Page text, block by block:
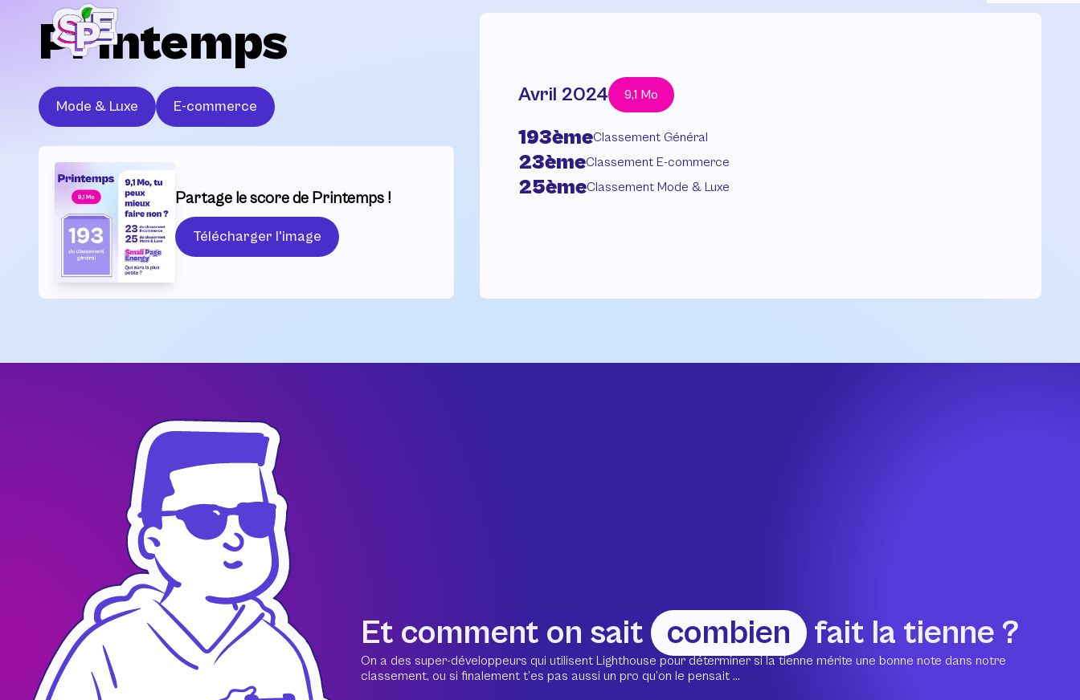
Printemps
Mode & Luxe E-commerce
Partage le score de Printemps !
Télécharger l'image
Avril 2024 9,1 Mo
193èmeClassement Général
23èmeClassement E-commerce
25èmeClassement Mode & Luxe
Et comment on sait combien fait la tienne ?
On a des super-développeurs qui utilisent Lighthouse pour déterminer si la tienne mérite une bonne note dans notre
classement, ou si finalement t’es pas aussi un pro qu’on le pensait ...